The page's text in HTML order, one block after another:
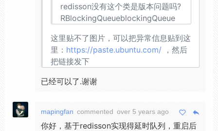
redisson没有这个类是版本问题吗?
RBlockingQueueblockingQueue
这里贴不了图片，可以把异常信息贴到这
里： https://paste.ubuntu.com/ ，然后
把链接发下
已经可以了.谢谢
mapingfan commented over 5 years ago
你好，基于redisson实现得延时队列，重启后